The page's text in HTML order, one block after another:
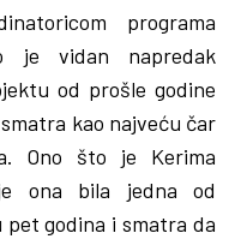
programa
je vidan napredak
od prošle godine
kao najveću čar
Ono što je Kerima
ona bila jedna od
godina i smatra da